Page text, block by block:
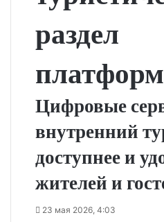
раздел
Цифровые
внутренний
доступнее и
жителей и
23 мая 2026, 4:03